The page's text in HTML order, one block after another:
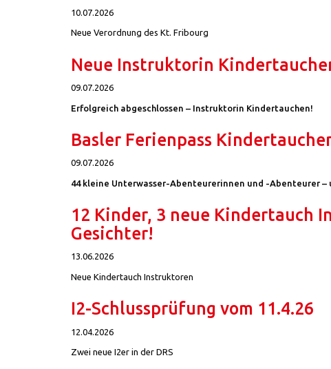
10.07.2026
Neue Verordnung des Kt. Fribourg
Neue Instruktorin
09.07.2026
Erfolgreich abgeschlossen – Instruktorin Kindertauchen!
Basler Ferienpass
09.07.2026
44 kleine Unterwasser-Abenteurerinnen und -Abenteurer –
12 Kinder, 3 neue Kindertauch
Gesichter!
13.06.2026
Neue Kindertauch Instruktoren
I2-Schlussprüfung vom 11.4.26
12.04.2026
Zwei neue I2er in der DRS